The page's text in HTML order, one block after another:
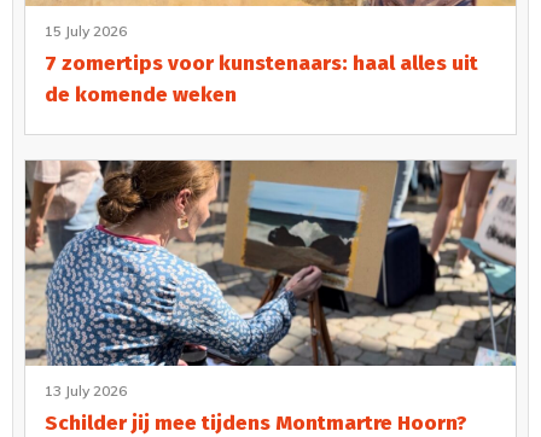
15 July 2026
7 zomertips voor kunstenaars: haal alles uit
de komende weken
13 July 2026
Schilder jij mee tijdens Montmartre Hoorn?